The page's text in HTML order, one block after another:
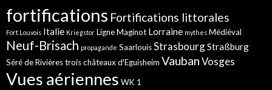
fortifications Fortifications littorales
Fort Louvois Italie Kriegstor Ligne Maginot Lorraine mythes Médiéval
Neuf-Brisach propagande SaarlouisStrasbourgStraßburg
Séré de Rivièrestrois châteaux d'Eguisheim VaubanVosges
Vues aériennes WK 1